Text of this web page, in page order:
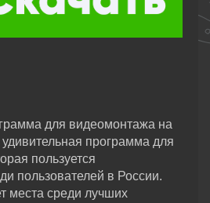
для видеомонтажа на
программа для
пользуется
пользователей в России.
места среди лучших